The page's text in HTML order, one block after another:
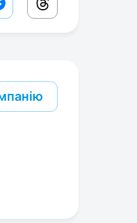
share link
Threads share